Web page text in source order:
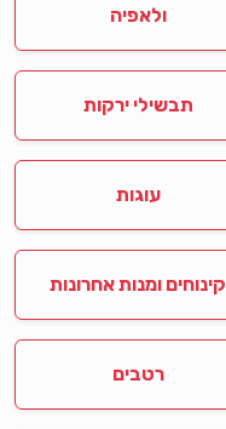
ולאפיה
תבשילי ירקות
עוגות
קינוחים ומנות אחרונות
רטבים